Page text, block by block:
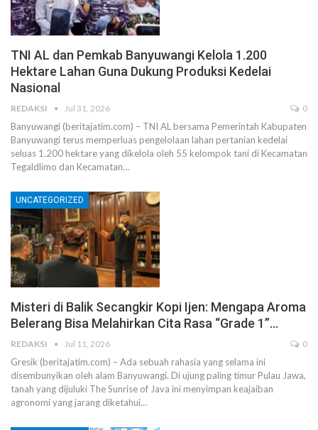
TNI AL dan Pemkab Banyuwangi Kelola 1.200
Hektare Lahan Guna Dukung Produksi Kedelai
Nasional
REDAKSI Jul 31, 2026 0
Banyuwangi (beritajatim.com) – TNI AL bersama Pemerintah Kabupaten
Banyuwangi terus memperluas pengelolaan lahan pertanian kedelai
seluas 1.200 hektare yang dikelola oleh 55 kelompok tani di Kecamatan
Tegaldlimo dan Kecamatan…
UNCATEGORIZED
Misteri di Balik Secangkir Kopi Ijen: Mengapa Aroma
Belerang Bisa Melahirkan Cita Rasa “Grade 1”…
REDAKSI Jul 11, 2026 0
Gresik (beritajatim.com) – Ada sebuah rahasia yang selama ini
disembunyikan oleh alam Banyuwangi. Di ujung paling timur Pulau Jawa,
tanah yang dijuluki The Sunrise of Java ini menyimpan keajaiban
agronomi yang jarang diketahui…